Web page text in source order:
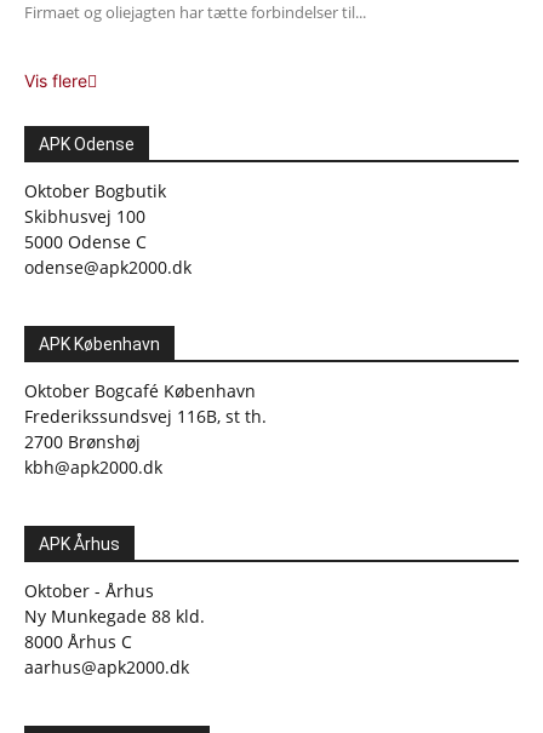
Firmaet og oliejagten har tætte forbindelser til...
Vis flere
APK Odense
Oktober Bogbutik
Skibhusvej 100
5000 Odense C
odense@apk2000.dk
APK København
Oktober Bogcafé København
Frederikssundsvej 116B, st th.
2700 Brønshøj
kbh@apk2000.dk
APK Århus
Oktober - Århus
Ny Munkegade 88 kld.
8000 Århus C
aarhus@apk2000.dk